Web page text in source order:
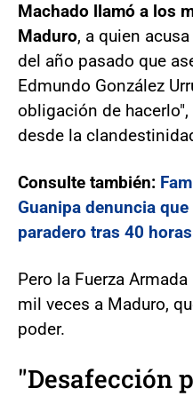
Machado llamó a los
Maduro, a quien
del año pasado que
Edmundo González
obligación de
desde la
Consulte también:
Guanipa denuncia
paradero tras 40
Pero la Fuerza
mil veces a Maduro,
poder.
"Desafección